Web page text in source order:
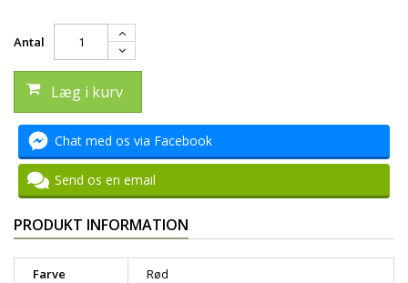
Antal
Læg i kurv
Chat med os via Facebook
Send os en email
PRODUKT INFORMATION
Farve
Rød